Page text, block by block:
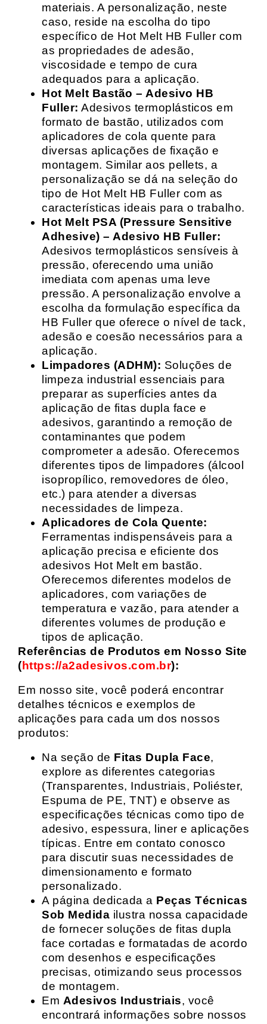
materiais. A personalização, neste
caso, reside na escolha do tipo
específico de Hot Melt HB Fuller com
as propriedades de adesão,
viscosidade e tempo de cura
adequados para a aplicação.
Hot Melt Bastão – Adesivo HB
Fuller: Adesivos termoplásticos em
formato de bastão, utilizados com
aplicadores de cola quente para
diversas aplicações de fixação e
montagem. Similar aos pellets, a
personalização se dá na seleção do
tipo de Hot Melt HB Fuller com as
características ideais para o trabalho.
Hot Melt PSA (Pressure Sensitive
Adhesive) – Adesivo HB Fuller:
Adesivos termoplásticos sensíveis à
pressão, oferecendo uma união
imediata com apenas uma leve
pressão. A personalização envolve a
escolha da formulação específica da
HB Fuller que oferece o nível de tack,
adesão e coesão necessários para a
aplicação.
Limpadores (ADHM): Soluções de
limpeza industrial essenciais para
preparar as superfícies antes da
aplicação de fitas dupla face e
adesivos, garantindo a remoção de
contaminantes que podem
comprometer a adesão. Oferecemos
diferentes tipos de limpadores (álcool
isopropílico, removedores de óleo,
etc.) para atender a diversas
necessidades de limpeza.
Aplicadores de Cola Quente:
Ferramentas indispensáveis para a
aplicação precisa e eficiente dos
adesivos Hot Melt em bastão.
Oferecemos diferentes modelos de
aplicadores, com variações de
temperatura e vazão, para atender a
diferentes volumes de produção e
tipos de aplicação.
Referências de Produtos em Nosso Site
(https://a2adesivos.com.br):
Em nosso site, você poderá encontrar
detalhes técnicos e exemplos de
aplicações para cada um dos nossos
produtos:
Na seção de Fitas Dupla Face,
explore as diferentes categorias
(Transparentes, Industriais, Poliéster,
Espuma de PE, TNT) e observe as
especificações técnicas como tipo de
adesivo, espessura, liner e aplicações
típicas. Entre em contato conosco
para discutir suas necessidades de
dimensionamento e formato
personalizado.
A página dedicada a Peças Técnicas
Sob Medida ilustra nossa capacidade
de fornecer soluções de fitas dupla
face cortadas e formatadas de acordo
com desenhos e especificações
precisas, otimizando seus processos
de montagem.
Em Adesivos Industriais, você
encontrará informações sobre nossos